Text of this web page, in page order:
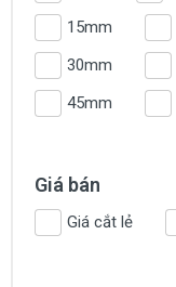
15mm
30mm
45mm
Giá bán
Giá cắt lẻ